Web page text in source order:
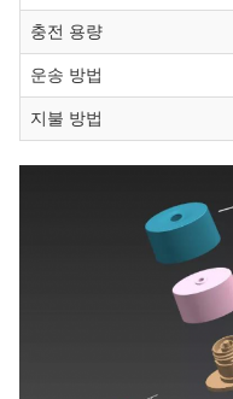
충전 용량
운송 방법
지불 방법